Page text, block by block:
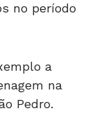
no período
a
na
Pedro.